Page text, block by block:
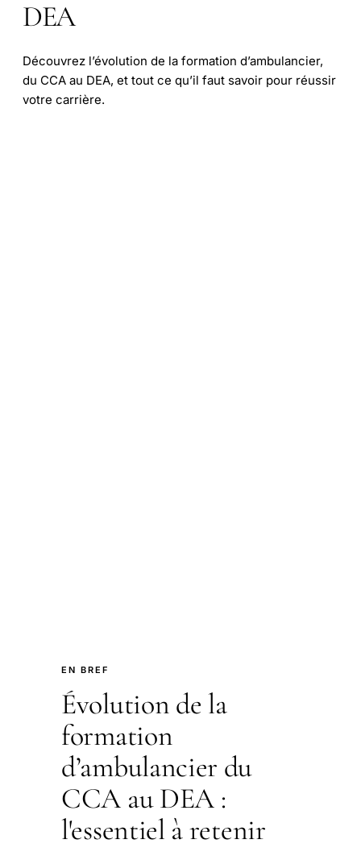
DEA
Découvrez l’évolution de la formation d’ambulancier,
du CCA au DEA, et tout ce qu’il faut savoir pour réussir
votre carrière.
EN BREF
Évolution de la
formation
d’ambulancier du
CCA au DEA :
l'essentiel à retenir